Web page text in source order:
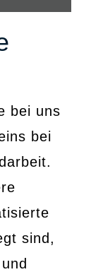
bei uns
bei
sind,